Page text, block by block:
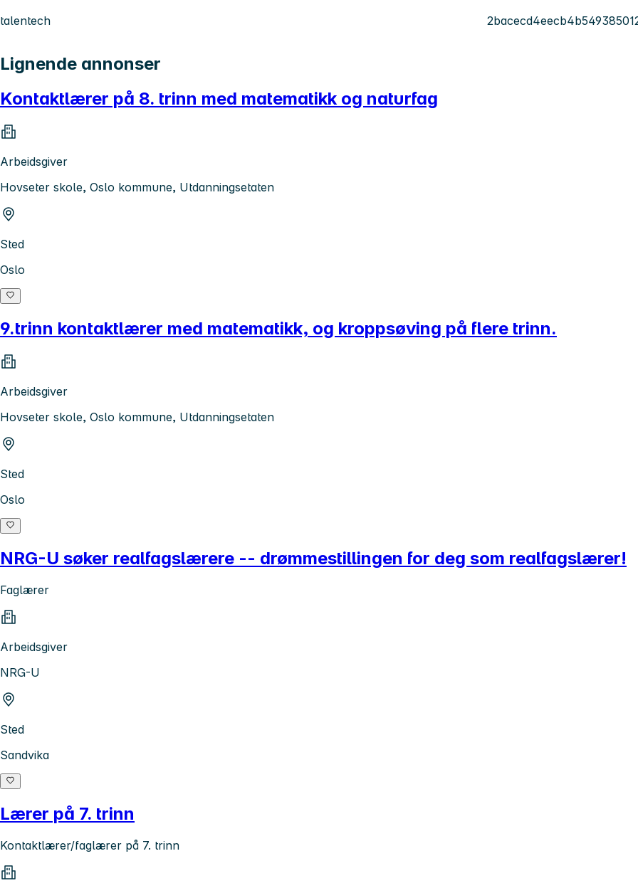
talentech
Lignende annonser
Kontaktlærer på 8. trinn med matematikk og naturfag
Arbeidsgiver
Hovseter skole, Oslo kommune, Utdanningsetaten
Sted
Oslo
9.trinn kontaktlærer med matematikk, og kroppsøving på flere trinn.
Arbeidsgiver
Hovseter skole, Oslo kommune, Utdanningsetaten
Sted
Oslo
NRG-U søker realfagslærere -- drømmestillingen for deg som realfagslærer!
Faglærer
Arbeidsgiver
NRG-U
Sted
Sandvika
Lærer på 7. trinn
Kontaktlærer/faglærer på 7. trinn